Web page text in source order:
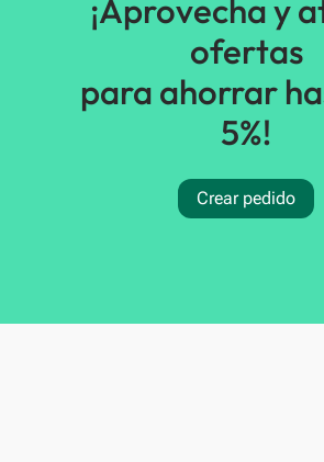
¡Aprovecha y
ofertas
para ahorrar
5%!
Crear pedido